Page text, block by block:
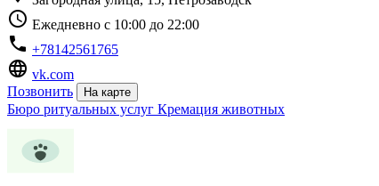
schedule Ежедневно с 10:00 до 22:00
phone +78142561765
language vk.com
Позвонить
На карте
Бюро ритуальных услуг Кремация животных